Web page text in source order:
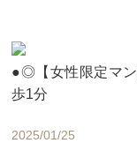
●◎【女性限定マ
歩1分
2025/01/25